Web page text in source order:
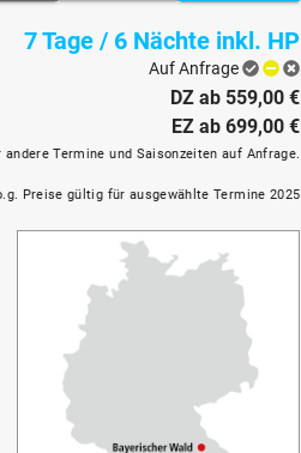
7 Tage / 6 Nächte inkl. HP
Auf Anfrage
DZ ab 559,00 €
EZ ab 699,00 €
andere Termine und Saisonzeiten auf Anfrage.
Preise gültig für ausgewählte Termine 2025